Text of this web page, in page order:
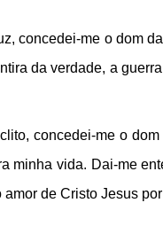
concedei-me o dom
da verdade, a
concedei-me o
minha vida. Dai-me
amor de Cristo Jesus